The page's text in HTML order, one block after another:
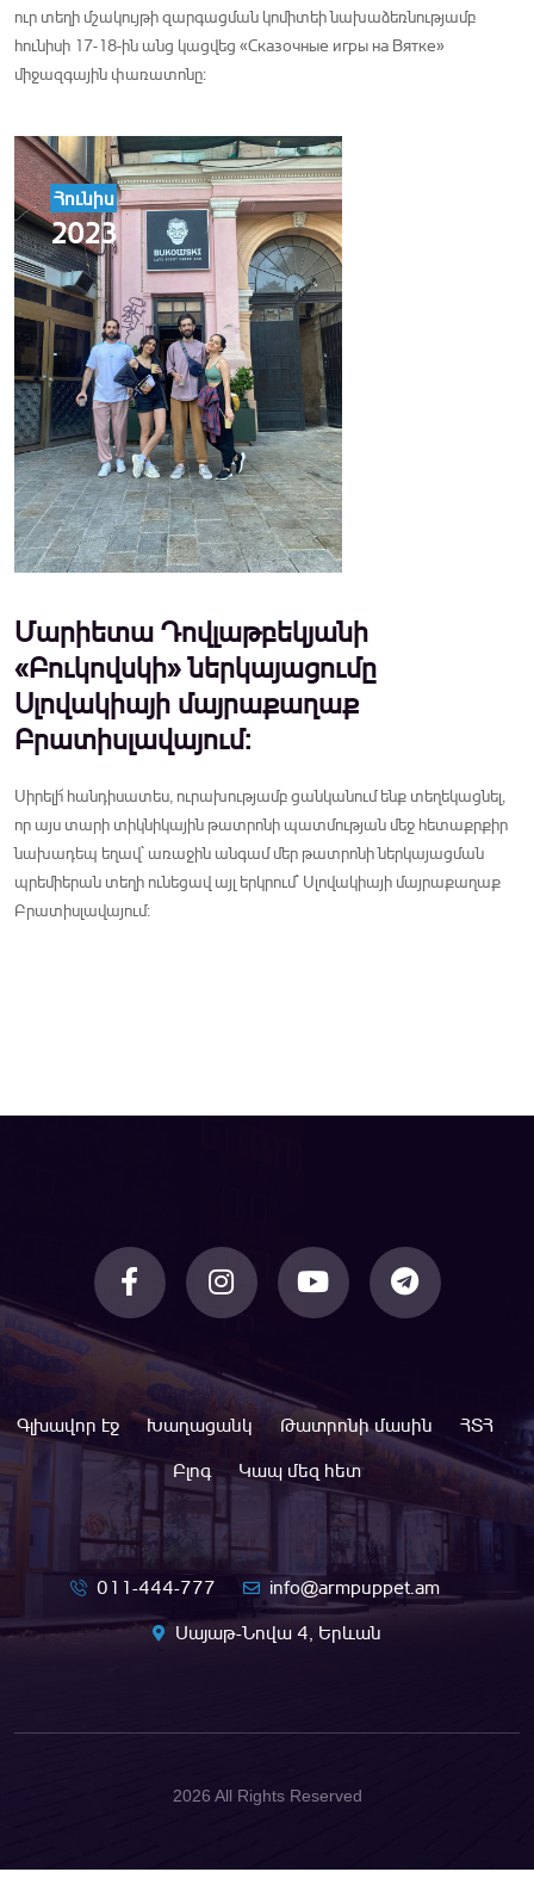
ուր տեղի մշակույթի զարգացման կոմիտեի նախաձեռնությամբ
հունիսի 17-18-ին անց կացվեց «Сказочные игры на Вятке»
միջազգային փառատոնը:
Հունիս
2023
Մարիետա Դովլաթբեկյանի
«Բուկովսկի» ներկայացումը
Սլովակիայի մայրաքաղաք
Բրատիսլավայում:
Սիրելի՜ հանդիսատես, ուրախությամբ ցանկանում ենք տեղեկացնել,
որ այս տարի տիկնիկային թատրոնի պատմության մեջ հետաքրքիր
նախադեպ եղավ` առաջին անգամ մեր թատրոնի ներկայացման
պրեմիերան տեղի ունեցավ այլ երկրում` Սլովակիայի մայրաքաղաք
Բրատիսլավայում:
Գլխավոր էջ Խաղացանկ Թատրոնի մասին
ՀՏՀ
Բլոգ
Կապ մեզ հետ
011-444-777
info@armpuppet.am
Սայաթ-Նովա 4, Երևան
2026 All Rights Reserved